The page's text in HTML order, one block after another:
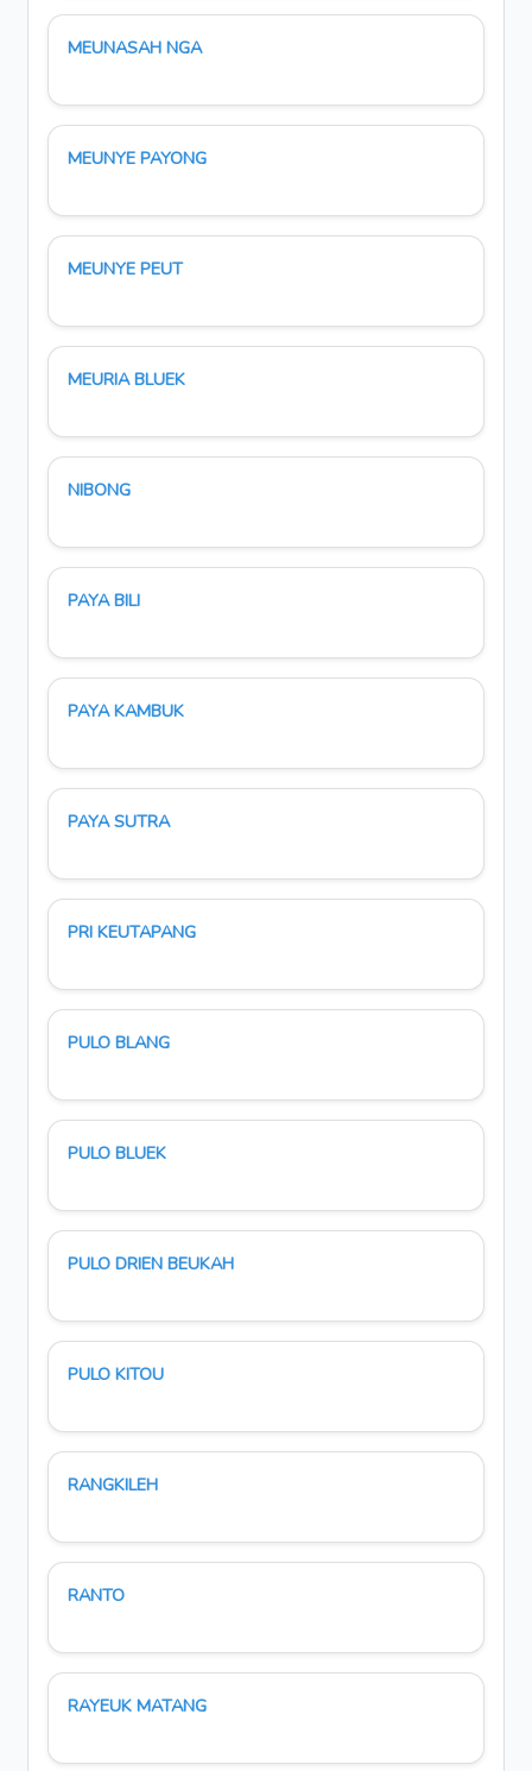
MEUNASAH NGA
MEUNYE PAYONG
MEUNYE PEUT
MEURIA BLUEK
NIBONG
PAYA BILI
PAYA KAMBUK
PAYA SUTRA
PRI KEUTAPANG
PULO BLANG
PULO BLUEK
PULO DRIEN BEUKAH
PULO KITOU
RANGKILEH
RANTO
RAYEUK MATANG